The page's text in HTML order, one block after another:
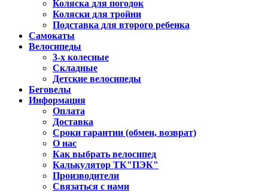
Коляска для погодок
Коляски для тройни
Подставка для второго ребенка
Самокаты
Велосипеды
3-х колесные
Складные
Детские велосипеды
Беговелы
Информация
Оплата
Доставка
Сроки гарантии (обмен, возврат)
О нас
Как выбрать велосипед
Калькулятор ТК"ПЭК"
Производители
Связаться с нами